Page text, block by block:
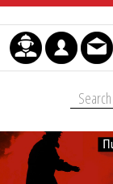
Μετάβαση στο